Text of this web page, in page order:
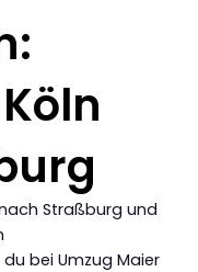
Straßburg und
bei Umzug Maier